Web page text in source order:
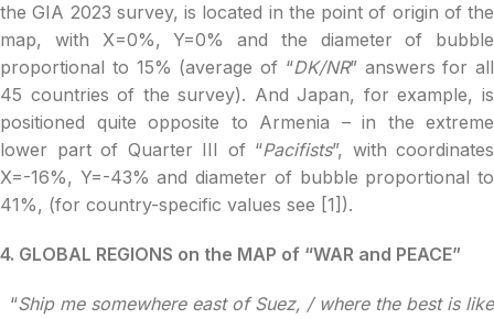
the GIA 2023 survey, is located in the point of origin of the
map, with Х=0%, Y=0% and the diameter of bubble
proportional to 15% (average of “DK/NR” answers for all
45 countries of the survey). And Japan, for example, is
positioned quite opposite to Armenia – in the extreme
lower part of Quarter III of “Pacifists”, with coordinates
X=-16%, Y=-43% and diameter of bubble proportional to
41%, (for country-specific values see [1]).
4. GLOBAL REGIONS on the MAP of “WAR and PEACE”
“Ship me somewhere east of Suez, / where the best is like